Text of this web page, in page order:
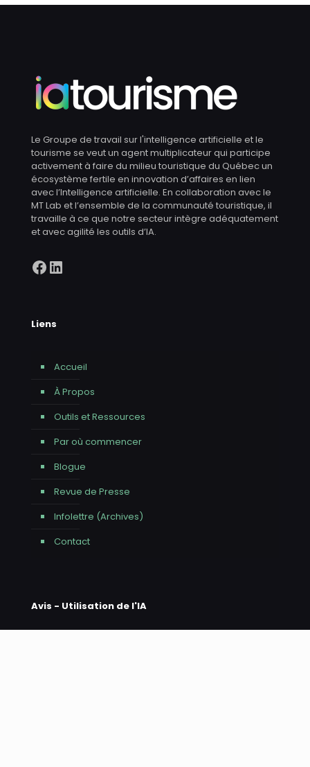
Le Groupe de travail sur l'intelligence artificielle et le
tourisme se veut un agent multiplicateur qui participe
activement à faire du milieu touristique du Québec un
écosystème fertile en innovation d’affaires en lien
avec l’Intelligence artificielle. En collaboration avec le
MT Lab et l’ensemble de la communauté touristique, il
travaille à ce que notre secteur intègre adéquatement
et avec agilité les outils d’IA.
Facebook
LinkedIn
Liens
Accueil
À Propos
Outils et Ressources
Par où commencer
Blogue
Revue de Presse
Infolettre (Archives)
Contact
Avis - Utilisation de l'IA